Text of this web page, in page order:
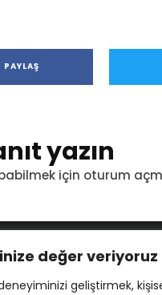
değer veriyoruz
geliştirmek,
PAYLAŞ
yazın
için oturum